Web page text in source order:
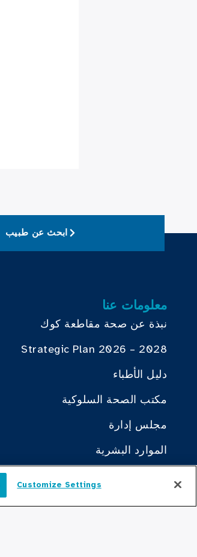
ابحث عن طبيب
معلومات عنا
نبذة عن صحة مقاطعة كوك
Strategic Plan 2026 – 2028
دليل الأطباء
مكتب الصحة السلوكية
مجلس إدارة
الموارد البشرية
العربية
Customize Settings